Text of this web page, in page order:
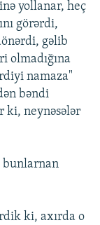
yollanar, heç
görərdi,
gəlib
olmadığına
namaza"
bəndi
ki, neynəsələr
bunlarnan
ki, axırda o